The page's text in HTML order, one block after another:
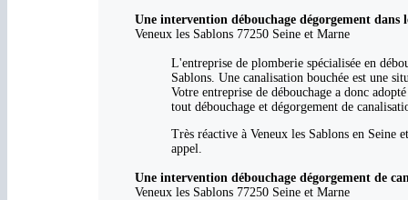
Une intervention débouchage dégorgement dans
Veneux les Sablons 77250 Seine et Marne
L'entreprise de plomberie spécialisée en
Sablons. Une canalisation bouchée est une
Votre entreprise de débouchage a donc
tout débouchage et dégorgement de
Très réactive à Veneux les Sablons en
appel.
Une intervention débouchage dégorgement de
Veneux les Sablons 77250 Seine et Marne